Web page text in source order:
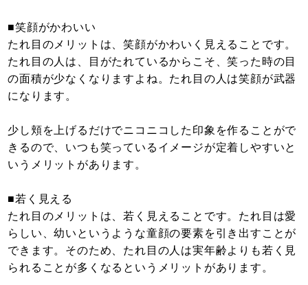
■笑顔がかわいい
たれ目のメリットは、笑顔がかわいく見えることです。
たれ目の人は、目がたれているからこそ、笑った時の目
の面積が少なくなりますよね。たれ目の人は笑顔が武器
になります。
少し頬を上げるだけでニコニコした印象を作ることがで
きるので、いつも笑っているイメージが定着しやすいと
いうメリットがあります。
■若く見える
たれ目のメリットは、若く見えることです。たれ目は愛
らしい、幼いというような童顔の要素を引き出すことが
できます。そのため、たれ目の人は実年齢よりも若く見
られることが多くなるというメリットがあります。